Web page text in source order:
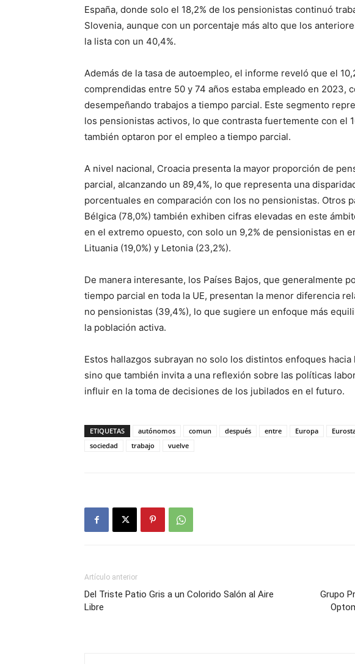
España, donde solo el 18,2% de los pensionistas continuó
Slovenia, aunque con un porcentaje más alto que los
la lista con un 40,4%.
Además de la tasa de autoempleo, el informe reveló que el
comprendidas entre 50 y 74 años estaba empleado en 2023,
desempeñando trabajos a tiempo parcial. Este segmento
los pensionistas activos, lo que contrasta fuertemente con el
también optaron por el empleo a tiempo parcial.
A nivel nacional, Croacia presenta la mayor proporción de
parcial, alcanzando un 89,4%, lo que representa una
porcentuales en comparación con los no pensionistas. Otros
Bélgica (78,0%) también exhiben cifras elevadas en este
en el extremo opuesto, con solo un 9,2% de pensionistas en
Lituania (19,0%) y Letonia (23,2%).
De manera interesante, los Países Bajos, que generalmente
tiempo parcial en toda la UE, presentan la menor diferencia
no pensionistas (39,4%), lo que sugiere un enfoque más
la población activa.
Estos hallazgos subrayan no solo los distintos enfoques
sino que también invita a una reflexión sobre las políticas
influir en la toma de decisiones de los jubilados en el futuro.
ETIQUETAS autónomos comun después entre Europa
sociedad
trabajo vuelve
Artículo anterior
Del Triste Patio Gris a un Colorido Salón al Aire
Libre
Grupo